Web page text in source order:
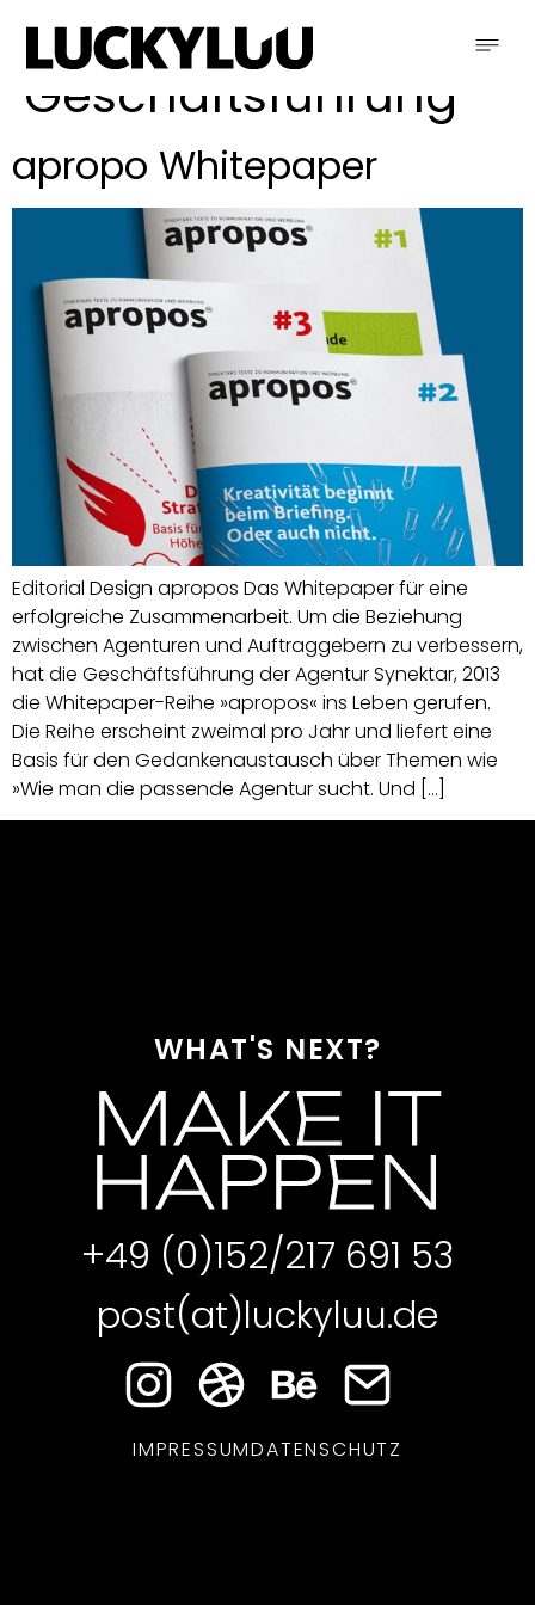
Schlagwort:
Geschäftsführung
apropo Whitepaper
Editorial Design apropos Das Whitepaper für eine
erfolgreiche Zusammenarbeit. Um die Beziehung
zwischen Agenturen und Auftraggebern zu verbessern,
hat die Geschäftsführung der Agentur Synektar, 2013
die Whitepaper-Reihe »apropos« ins Leben gerufen. ​
Die Reihe erscheint zweimal pro Jahr und liefert eine
Basis für den Gedankenaustausch über Themen wie
»Wie man die passende Agentur sucht. Und […]
WHAT'S NEXT?
MAKE IT
HAPPEN
+49 (0)152/217 691 53
post(at)luckyluu.de
IMPRESSUMDATENSCHUTZ